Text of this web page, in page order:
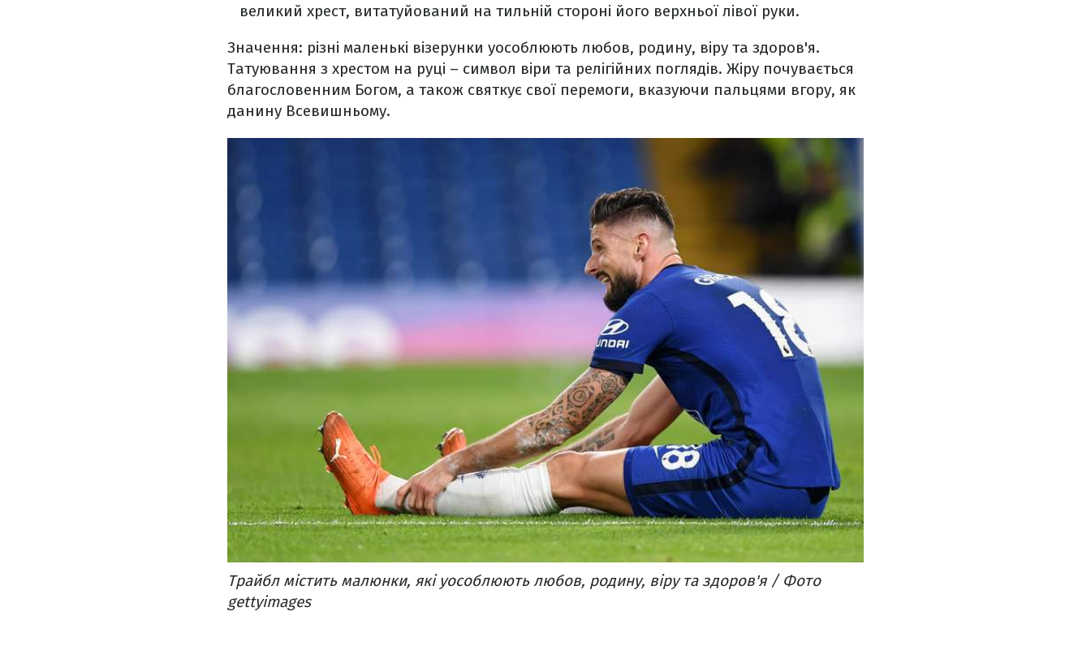
великий хрест, витатуйований на тильній стороні його верхньої лівої руки.
Значення: різні маленькі візерунки уособлюють любов, родину, віру та здоров'я.
Татуювання з хрестом на руці – символ віри та релігійних поглядів. Жіру почувається
благословенним Богом, а також святкує свої перемоги, вказуючи пальцями вгору, як
данину Всевишньому.
Трайбл містить малюнки, які уособлюють любов, родину, віру та здоров'я / Фото
gettyimages